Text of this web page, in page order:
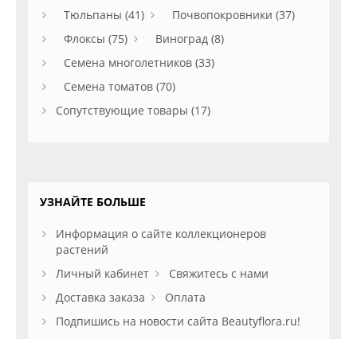
Тюльпаны (41)
Почвопокровники (37)
Флоксы (75)
Виноград (8)
Семена многолетников (33)
Семена томатов (70)
Сопутствующие товары (17)
УЗНАЙТЕ БОЛЬШЕ
Информация о сайте коллекционеров
растений
Личный кабинет
Свяжитесь с нами
Доставка заказа
Оплата
Подпишись на новости сайта Beautyflora.ru!